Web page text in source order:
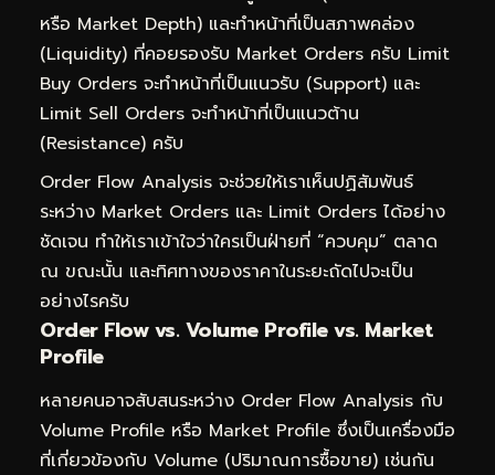
หรือ Market Depth) และทำหน้าที่เป็นสภาพคล่อง
(Liquidity) ที่คอยรองรับ Market Orders ครับ Limit
Buy Orders จะทำหน้าที่เป็นแนวรับ (Support) และ
Limit Sell Orders จะทำหน้าที่เป็นแนวต้าน
(Resistance) ครับ
Order Flow Analysis จะช่วยให้เราเห็นปฏิสัมพันธ์
ระหว่าง Market Orders และ Limit Orders ได้อย่าง
ชัดเจน ทำให้เราเข้าใจว่าใครเป็นฝ่ายที่ “ควบคุม” ตลาด
ณ ขณะนั้น และทิศทางของราคาในระยะถัดไปจะเป็น
อย่างไรครับ
Order Flow vs. Volume Profile vs. Market
Profile
หลายคนอาจสับสนระหว่าง Order Flow Analysis กับ
Volume Profile หรือ Market Profile ซึ่งเป็นเครื่องมือ
ที่เกี่ยวข้องกับ Volume (ปริมาณการซื้อขาย) เช่นกัน